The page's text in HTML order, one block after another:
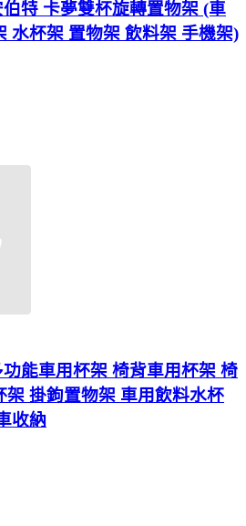
特 卡夢雙杯旋轉置物架 (車
水杯架 置物架 飲料架 手機架)
能車用杯架 椅背車用杯架 椅
架 掛鉤置物架 車用飲料水杯
收納